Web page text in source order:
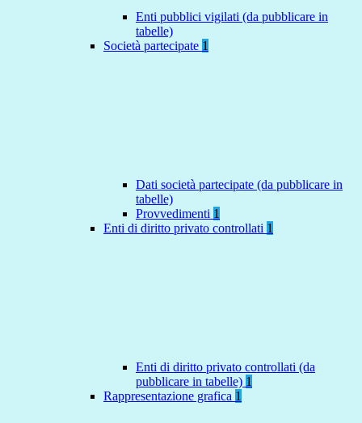
Enti pubblici vigilati (da pubblicare in
tabelle)
Società partecipate 1
Dati società partecipate (da pubblicare in
tabelle)
Provvedimenti 1
Enti di diritto privato controllati 1
Enti di diritto privato controllati (da
pubblicare in tabelle) 1
Rappresentazione grafica 1